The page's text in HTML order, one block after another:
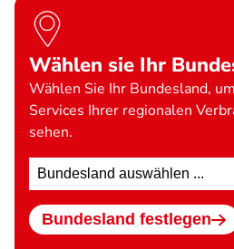
Wählen sie Ihr
Wählen Sie Ihr Bundesland,
Services Ihrer regionalen
sehen.
Standort
wählen
Bundesland festlegen